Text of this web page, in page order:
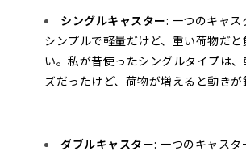
シングルキャスター: 一つのキャス
シンプルで軽量だけど、重い荷物だ
い。私が昔使ったシングルタイプは
ズだったけど、荷物が増えると動きが
ダブルキャスター: 一つのキャス